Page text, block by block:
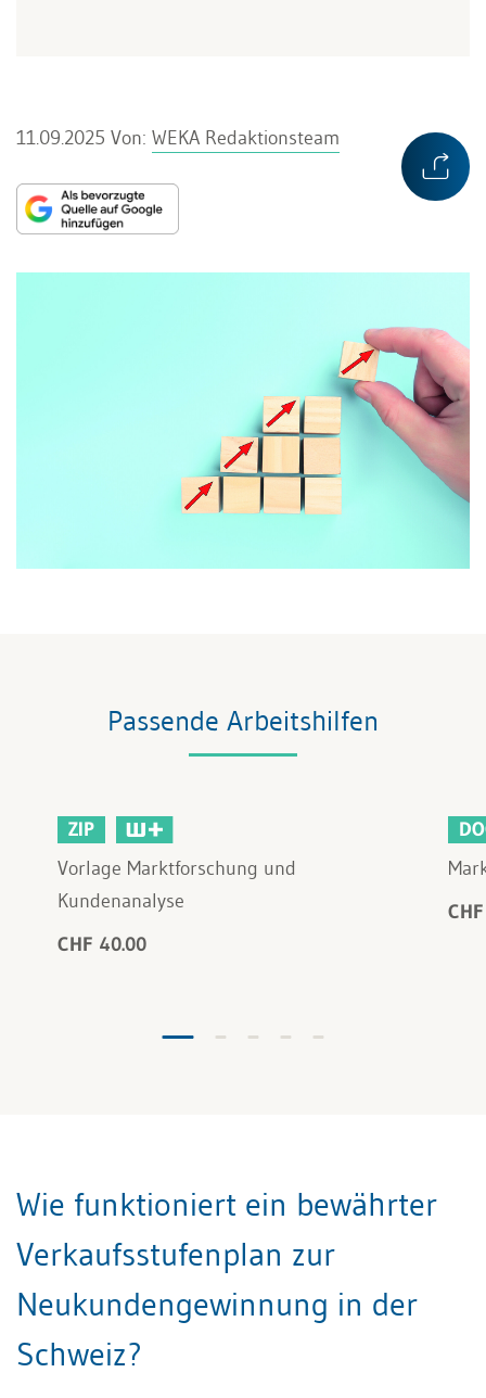
11.09.2025 Von: WEKA Redaktionsteam
Passende Arbeitshilfen
ZIP
Vorlage Marktforschung und
Kundenanalyse
CHF 40.00
Wie funktioniert ein bewährter
Verkaufsstufenplan zur
Neukundengewinnung in der
Schweiz?